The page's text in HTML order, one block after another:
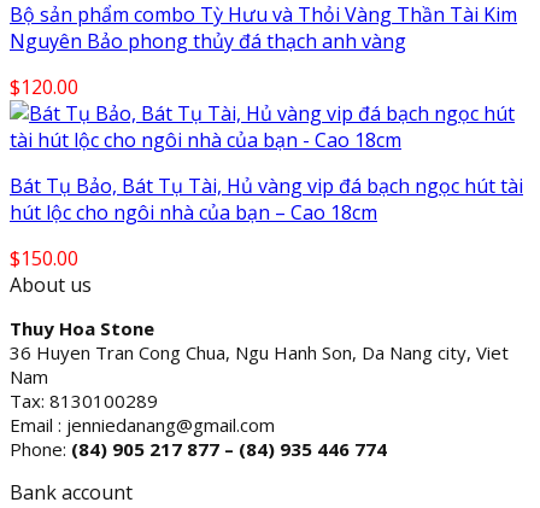
Bộ sản phẩm combo Tỳ Hưu và Thỏi Vàng Thần Tài Kim
Nguyên Bảo phong thủy đá thạch anh vàng
$120.00
Bát Tụ Bảo, Bát Tụ Tài, Hủ vàng vip đá bạch ngọc hút tài
hút lộc cho ngôi nhà của bạn – Cao 18cm
$150.00
About us
Thuy Hoa Stone
36 Huyen Tran Cong Chua, Ngu Hanh Son, Da Nang city, Viet
Nam
Tax: 8130100289
Email : jenniedanang@gmail.com
Phone: (84) 905 217 877 – (84) 935 446 774
Bank account